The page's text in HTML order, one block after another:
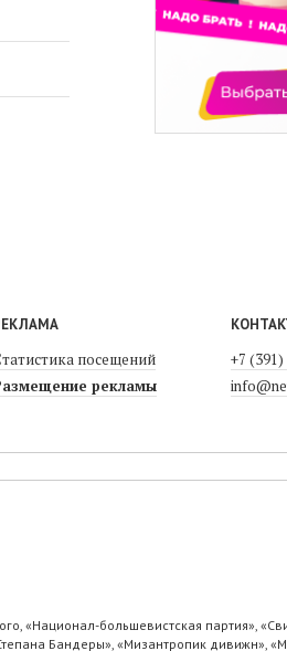
посещений
рекламы
+7
«Национал-большевистская партия»,
Бандеры», «Мизантропик дивижн»,